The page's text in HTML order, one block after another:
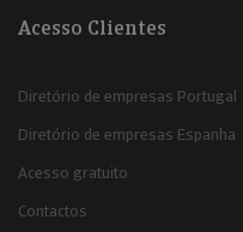
Acesso Clientes
Diretório de empresas Portugal
Diretório de empresas Espanha
Acesso gratuito
Contactos